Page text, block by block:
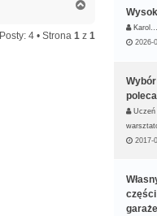
g
ó
Posty: 4 • Strona 1z 1
Karol…
2026-
Uczeń
2017-